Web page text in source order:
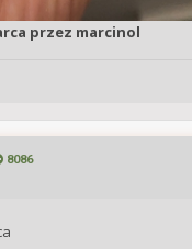
przez marcinol
8086